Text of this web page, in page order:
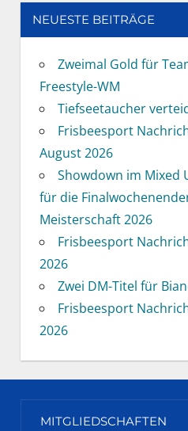
NEUESTE BEITRÄGE
Zweimal Gold für
Freestyle-WM
Tiefseetaucher
Frisbeesport
August 2026
Showdown im Mixed
für die
Meisterschaft 2026
Frisbeesport
2026
Zwei DM-Titel für
Frisbeesport
2026
MITGLIEDSCHAFTEN